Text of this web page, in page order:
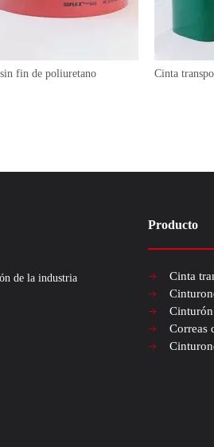
fin de poliuretano Cinta
de la industria
Producto
Cinta
Correas